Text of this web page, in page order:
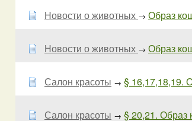
Новости о животных → Образ
Новости о животных → Образ
Салон красоты → § 16,17,18,19.
Салон красоты → § 20,21. Образ